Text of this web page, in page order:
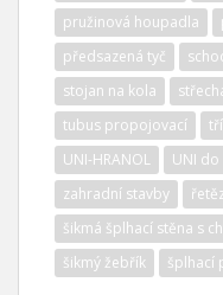
pružinová houpadla
předsazená tyč
stojan na kola
tubus propojovací
UNI-HRANOL
UNI do
zahradní stavby
šikmá šplhací stěna s
šikmý žebřík
šplhací